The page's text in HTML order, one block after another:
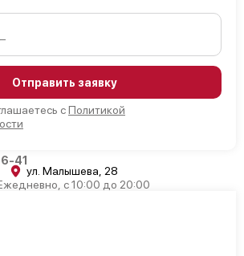
41
ул. Малышева, 28
с 10:00 до 20:00
Отправить заявку
сПолитикой